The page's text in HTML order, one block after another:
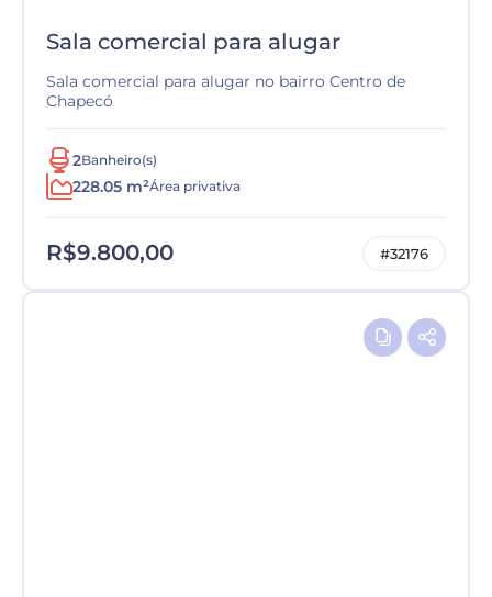
Sala comercial para alugar
Sala comercial para alugar no bairro Centro de
Chapecó
2Banheiro(s)
228.05 m²Área privativa
R$9.800,00 #32176